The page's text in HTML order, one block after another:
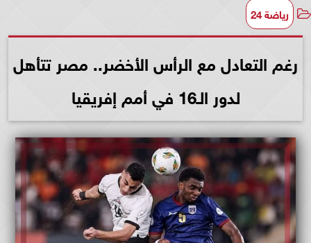
رياضة 24
رغم التعادل مع الرأس الأخضر.. مصر تتأهل
لدور الـ16 في أمم إفريقيا